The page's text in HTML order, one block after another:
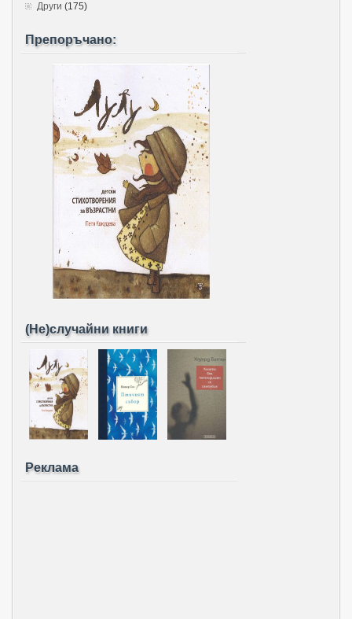
Други (175)
Препоръчано:
(Не)случайни книги
Реклама